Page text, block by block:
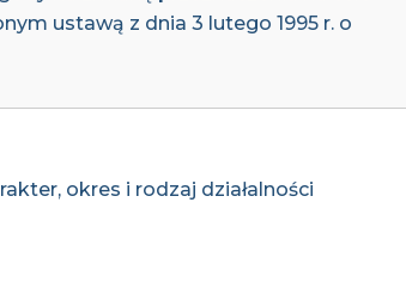
ustawą z dnia 3 lutego 1995 r. o
okres i rodzaj działalności